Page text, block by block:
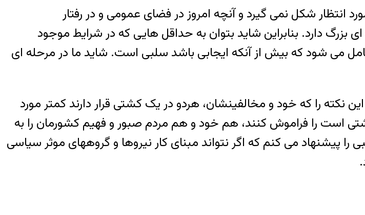
شکل نمی گیرد و آنچه امروز در فضای عمومی و در رفتار
بزرگ دارد. بنابراین شاید بتوان به حداقل هایی که در شرایط موجود
می شود که بیش از آنکه ایجابی باشد سلبی است. شاید ما در مرحله ای
نکته را که خود و مخالفینشان، هردو در یک کشتی قرار دارند کمتر مورد
است را فراموش کنند، هم خود و هم مردم صبور و فهیم کشورمان را به
پیشنهاد می کنم که اگر نتواند مبنای کار نیروها و گروههای موثر سیاسی